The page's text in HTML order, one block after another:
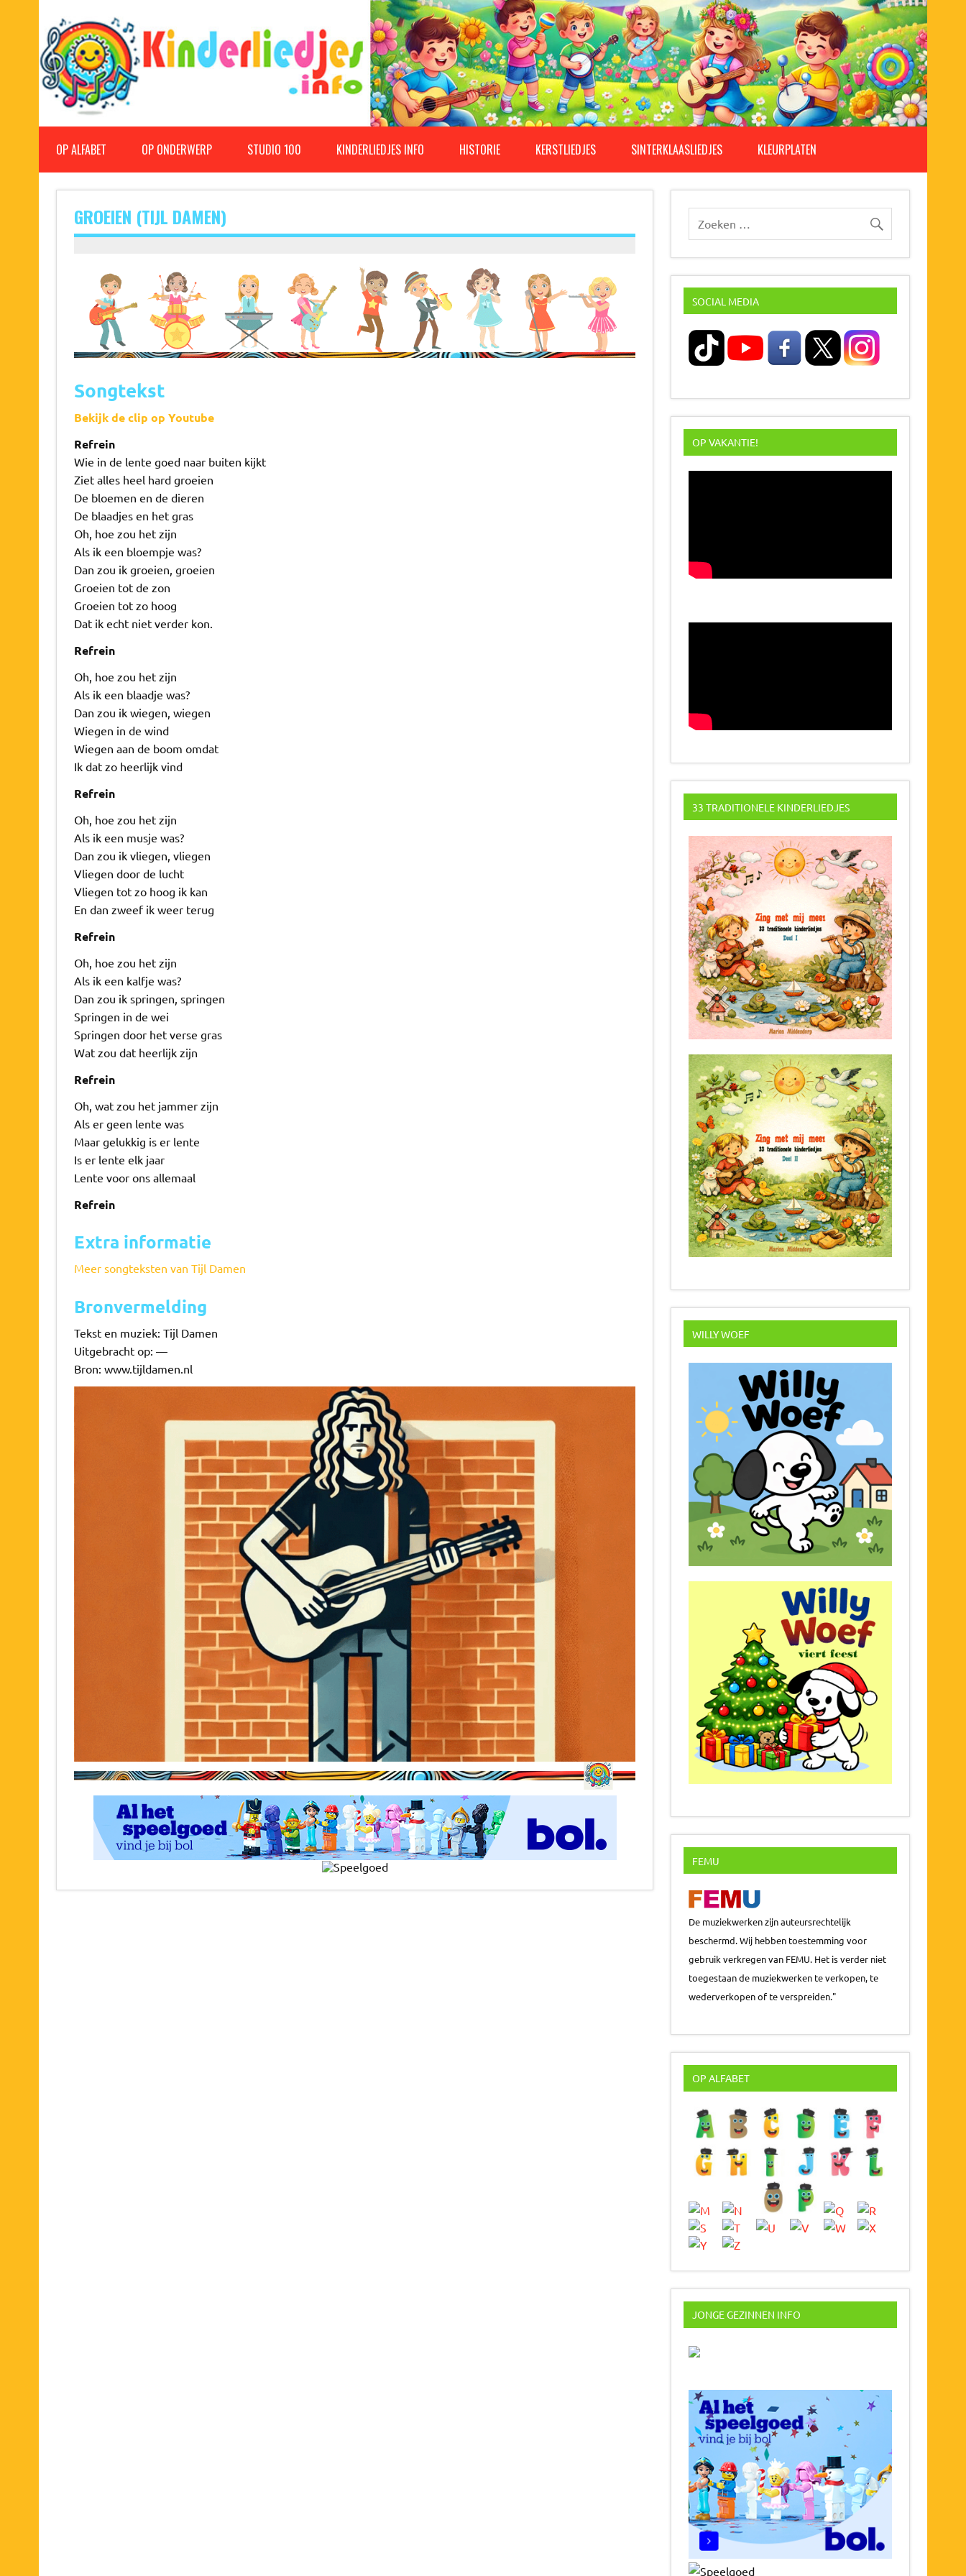
Kinderliedjes
OP ALFABET OP ONDERWERP STUDIO 100 KINDERLIEDJES INFO HISTORIE KERSTLIEDJES SINTERKLAASLIEDJES KLEURPLATEN
GROEIEN (TIJL DAMEN)
Songtekst
Bekijk de clip op Youtube
Refrein
Wie in de lente goed naar buiten kijkt
Ziet alles heel hard groeien
De bloemen en de dieren
De blaadjes en het gras
Oh, hoe zou het zijn
Als ik een bloempje was?
Dan zou ik groeien, groeien
Groeien tot de zon
Groeien tot zo hoog
Dat ik echt niet verder kon.
Refrein
Oh, hoe zou het zijn
Als ik een blaadje was?
Dan zou ik wiegen, wiegen
Wiegen in de wind
Wiegen aan de boom omdat
Ik dat zo heerlijk vind
Refrein
Oh, hoe zou het zijn
Als ik een musje was?
Dan zou ik vliegen, vliegen
Vliegen door de lucht
Vliegen tot zo hoog ik kan
En dan zweef ik weer terug
Refrein
Oh, hoe zou het zijn
Als ik een kalfje was?
Dan zou ik springen, springen
Springen in de wei
Springen door het verse gras
Wat zou dat heerlijk zijn
Refrein
Oh, wat zou het jammer zijn
Als er geen lente was
Maar gelukkig is er lente
Is er lente elk jaar
Lente voor ons allemaal
Refrein
Extra informatie
Meer songteksten van Tijl Damen
Bronvermelding
Tekst en muziek: Tijl Damen
Uitgebracht op: —
Bron: www.tijldamen.nl
SOCIAL MEDIA
OP VAKANTIE!
33 TRADITIONELE KINDERLIEDJES
WILLY WOEF
FEMU
De muziekwerken zijn auteursrechtelijk
beschermd. Wij hebben toestemming voor
gebruik verkregen van FEMU. Het is verder niet
toegestaan de muziekwerken te verkopen, te
wederverkopen of te verspreiden."
OP ALFABET
JONGE GEZINNEN INFO